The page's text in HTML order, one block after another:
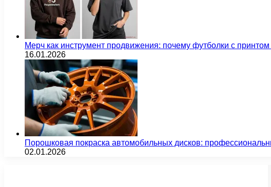
Мерч как инструмент продвижения: почему футболки с
16.01.2026
Порошковая покраска автомобильных дисков:
02.01.2026